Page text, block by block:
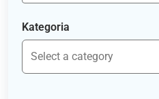
Kategoria